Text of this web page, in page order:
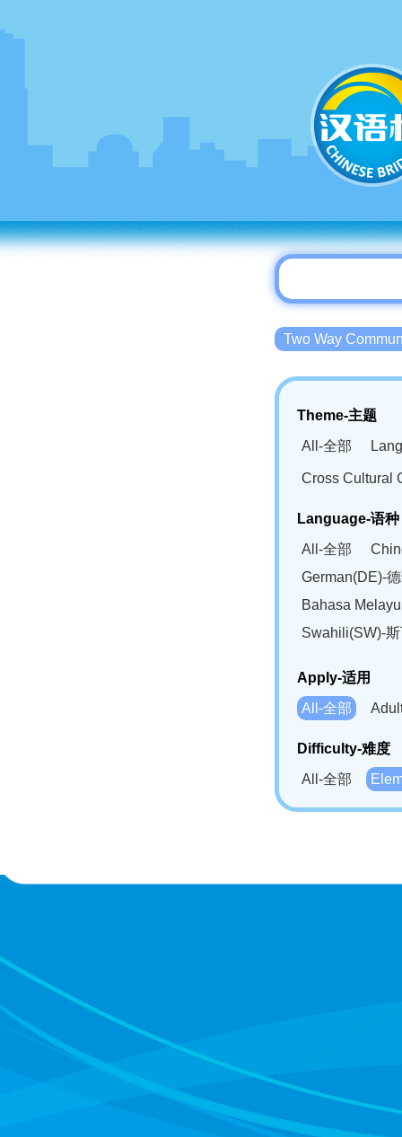
Two Way
Theme-主题
All-全部
Cross Cultural
Language-语种
All-全部
German(DE)-
Bahasa
Swahili(SW)-
Apply-适用
All-全部
Difficulty-难度
All-全部